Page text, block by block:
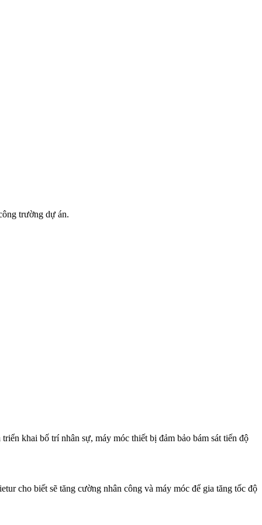
trường dự án.
khai bố trí nhân sự, máy móc thiết bị đảm bảo bám sát tiến độ
cho biết sẽ tăng cường nhân công và máy móc để gia tăng tốc độ